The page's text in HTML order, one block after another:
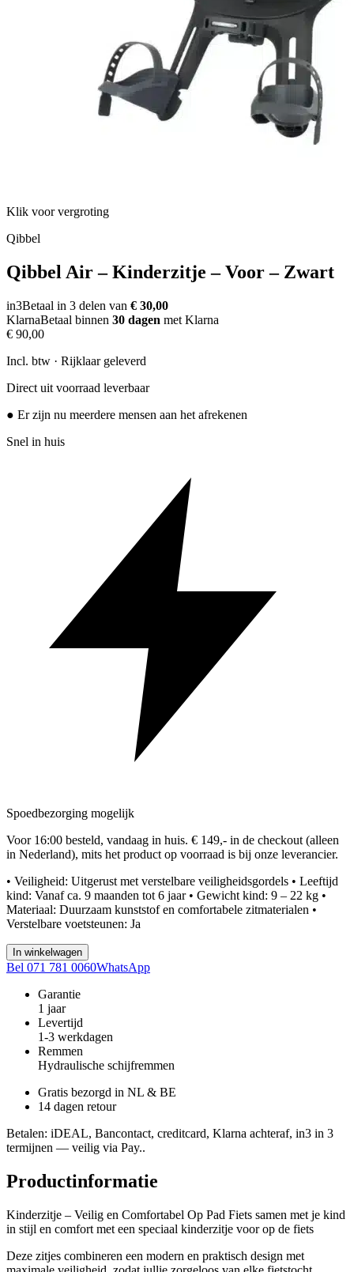
Klik voor vergroting
Qibbel
Qibbel Air – Kinderzitje – Voor – Zwart
in3Betaal in 3 delen van € 30,00
KlarnaBetaal binnen 30 dagen met Klarna
€ 90,00
Incl. btw · Rijklaar geleverd
Direct uit voorraad leverbaar
● Er zijn nu meerdere mensen aan het afrekenen
Snel in huis
Spoedbezorging mogelijk
Voor 16:00 besteld, vandaag in huis. € 149,- in de checkout (alleen
in Nederland), mits het product op voorraad is bij onze leverancier.
• Veiligheid: Uitgerust met verstelbare veiligheidsgordels • Leeftijd
kind: Vanaf ca. 9 maanden tot 6 jaar • Gewicht kind: 9 – 22 kg •
Materiaal: Duurzaam kunststof en comfortabele zitmaterialen •
Verstelbare voetsteunen: Ja
In winkelwagen
Bel 071 781 0060WhatsApp
Garantie
1 jaar
Levertijd
1-3 werkdagen
Remmen
Hydraulische schijfremmen
Gratis bezorgd in NL & BE
14 dagen retour
Betalen: iDEAL, Bancontact, creditcard, Klarna achteraf, in3 in 3
termijnen — veilig via Pay..
Productinformatie
Kinderzitje – Veilig en Comfortabel Op Pad Fiets samen met je kind
in stijl en comfort met een speciaal kinderzitje voor op de fiets
Deze zitjes combineren een modern en praktisch design met